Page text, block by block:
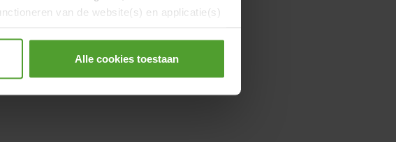
van de website(s) en applicatie(s)
Alle cookies toestaan
naar een rijhuis